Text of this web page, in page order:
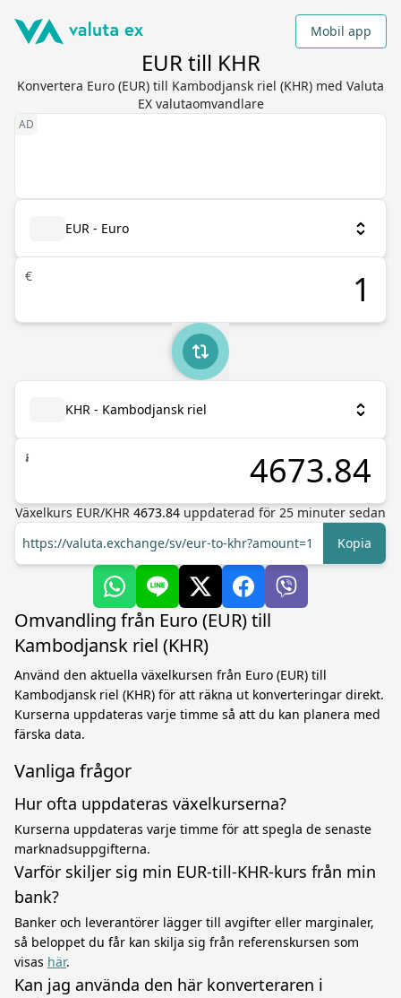
Mobil app
EUR till KHR
Konvertera Euro (EUR) till Kambodjansk riel (KHR) med Valuta
EX valutaomvandlare
EUR - Euro
€
KHR - Kambodjansk riel
៛
Växelkurs EUR/KHR 4673.84 uppdaterad för 25 minuter sedan
https://valuta.exchange/sv/eur-to-khr?amount=1
Kopia
Omvandling från Euro (EUR) till
Kambodjansk riel (KHR)
Använd den aktuella växelkursen från Euro (EUR) till
Kambodjansk riel (KHR) för att räkna ut konverteringar direkt.
Kurserna uppdateras varje timme så att du kan planera med
färska data.
Vanliga frågor
Hur ofta uppdateras växelkurserna?
Kurserna uppdateras varje timme för att spegla de senaste
marknadsuppgifterna.
Varför skiljer sig min EUR-till-KHR-kurs från min
bank?
Banker och leverantörer lägger till avgifter eller marginaler,
så beloppet du får kan skilja sig från referenskursen som
visas här.
Kan jag använda den här konverteraren i